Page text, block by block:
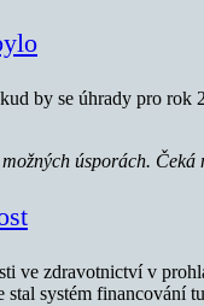
by se úhrady pro
úsporách.
ve zdravotnictví v
systém financování